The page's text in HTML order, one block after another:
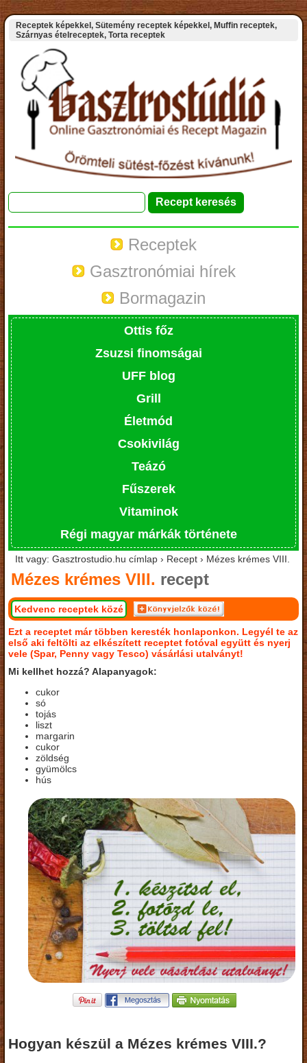
Receptek képekkel, Sütemény receptek képekkel, Muffin receptek,
Szárnyas ételreceptek, Torta receptek
Receptek
Gasztronómiai hírek
Bormagazin
Ottis főz
Zsuzsi finomságai
UFF blog
Grill
Életmód
Csokivilág
Teázó
Fűszerek
Vitaminok
Régi magyar márkák története
Itt vagy: Gasztrostudio.hu címlap › Recept › Mézes krémes VIII.
Mézes krémes VIII. recept
Kedvenc receptek közé
Ezt a receptet már többen keresték honlaponkon. Legyél te az
első aki feltölti az elkészített receptet fotóval együtt és nyerj
vele (Spar, Penny vagy Tesco) vásárlási utalványt!
Mi kellhet hozzá? Alapanyagok:
cukor
só
tojás
liszt
margarin
cukor
zöldség
gyümölcs
hús
Hogyan készül a Mézes krémes VIII.?